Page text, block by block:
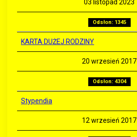
03 listopad 2023
Odsłon: 1345
KARTA DUŻEJ RODZINY
20 wrzesień 2017
Odsłon: 4304
Stypendia
12 wrzesień 2017